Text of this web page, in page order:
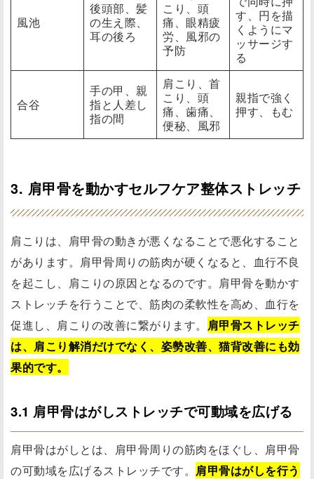
風池
後頭部、髪
の生え際、
耳の後ろ
こり、頭
痛、眼精疲
労、風邪の
予防
す、円を描
くようにマ
ッサージす
る
合谷
手の甲、親
指と人差し
指の間
肩こり、首
こり、頭
痛、歯痛、
便秘、風邪
親指で強く
押す、もむ
3. 肩甲骨を動かすセルフケア整体ストレッチ
肩こりは、肩甲骨の動きが悪くなることで悪化すること
があります。肩甲骨周りの筋肉が硬くなると、血行不良
を起こし、肩こりの原因となるのです。肩甲骨を動かす
ストレッチを行うことで、筋肉の柔軟性を高め、血行を
促進し、肩こりの改善に繋がります。 肩甲骨ストレッチ
は、肩こり解消だけでなく、姿勢改善、猫背改善にも効
果的です。
3.1 肩甲骨はがしストレッチで可動域を広げる
肩甲骨はがしとは、肩甲骨周りの筋肉をほぐし、肩甲骨
の可動域を広げるストレッチです。 肩甲骨はがしを行う